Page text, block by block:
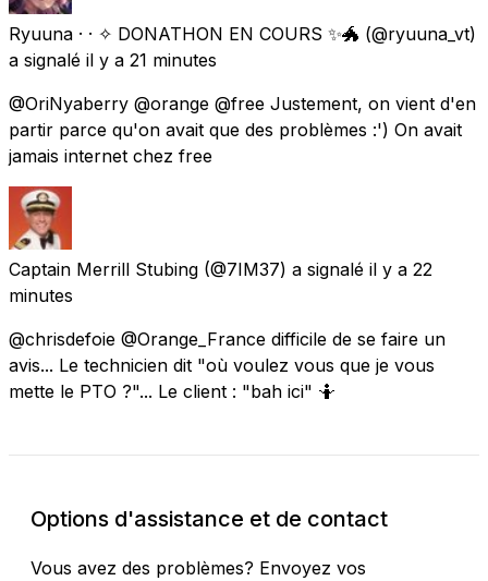
Ryuuna · · ✧ DONATHON EN COURS ✨🐲 (@ryuuna_vt)
a signalé il y a 21 minutes
@OriNyaberry @orange @free Justement, on vient d'en
partir parce qu'on avait que des problèmes :') On avait
jamais internet chez free
Captain Merrill Stubing (@7IM37) a signalé il y a 22
minutes
@chrisdefoie @Orange_France difficile de se faire un
avis... Le technicien dit "où voulez vous que je vous
mette le PTO ?"... Le client : "bah ici" 🤷
Options d'assistance et de contact
Vous avez des problèmes? Envoyez vos